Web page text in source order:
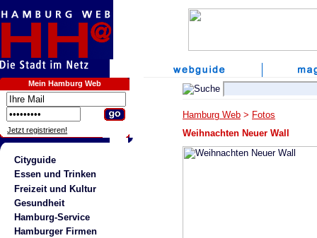
Mein Hamburg Web
Jetzt registrieren!
Cityguide
Essen und Trinken
Freizeit und Kultur
Gesundheit
Hamburg-Service
Hamburger Firmen
Hamburg Web > Fotos
Weihnachten Neuer Wall